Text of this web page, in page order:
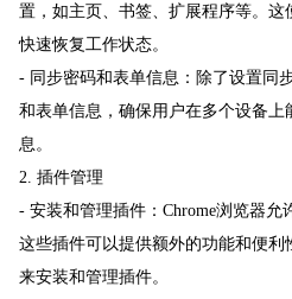
置，如主页、书签、扩展程序等。
快速恢复工作状态。
- 同步密码和表单信息：除了设置同
和表单信息，确保用户在多个设备
息。
2. 插件管理
- 安装和管理插件：Chrome浏览器允
这些插件可以提供额外的功能和便利
来安装和管理插件。